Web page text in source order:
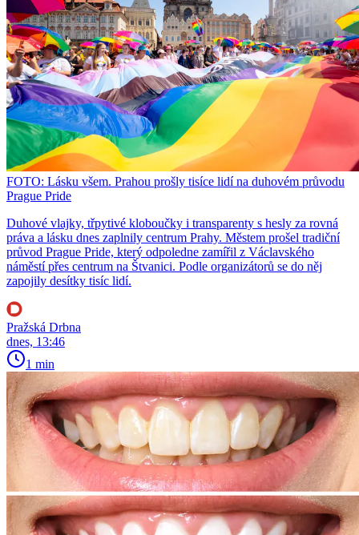
FOTO: Lásku všem. Prahou prošly tisíce lidí na duhovém průvodu
Prague Pride
Duhové vlajky, třpytivé kloboučky i transparenty s hesly za rovná
práva a lásku dnes zaplnily centrum Prahy. Městem prošel tradiční
průvod Prague Pride, který odpoledne zamířil z Václavského
náměstí přes centrum na Štvanici. Podle organizátorů se do něj
zapojily desítky tisíc lidí.
Pražská Drbna
dnes, 13:46
1 min